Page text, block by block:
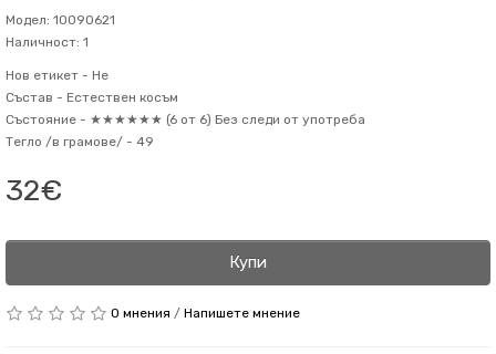
Модел: 10090621
Наличност: 1
Нов етикет - Не
Състав - Естествен косъм
Състояние - ★★★★★★ (6 от 6) Без следи от употреба
Тегло /в грамове/ - 49
32€
Купи
0 мнения / Напишете мнение